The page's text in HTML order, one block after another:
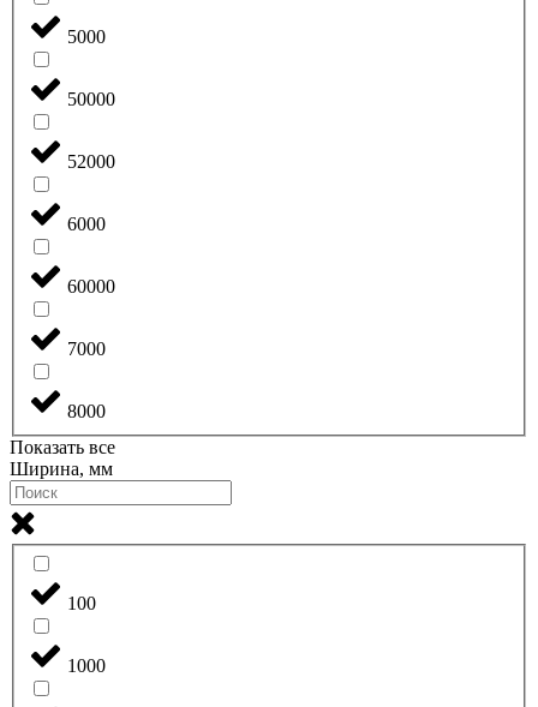
5000
50000
52000
6000
60000
7000
8000
Показать все
Ширина, мм
100
1000